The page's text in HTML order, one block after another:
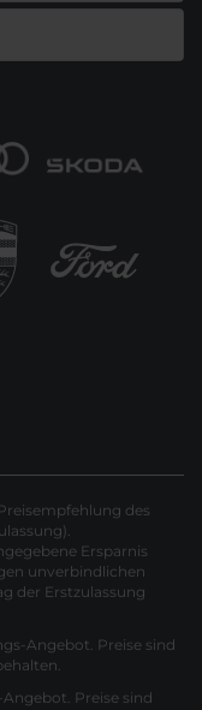
des
Ersparnis
unverbindlichen
der Erstzulassung
Angebot. Preise sind
Preise sind